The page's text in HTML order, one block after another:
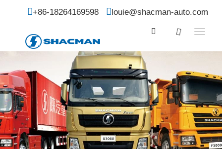
+86-18264169598 louie@shacman-auto.com